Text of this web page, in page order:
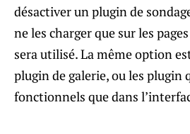
désactiver un plugin de
ne les charger que sur les
sera utilisé. La même option
plugin de galerie, ou les plugin
fonctionnels que dans